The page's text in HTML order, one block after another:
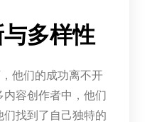
多样性
他们的成功离不开
容创作者中，他们
找到了自己独特的